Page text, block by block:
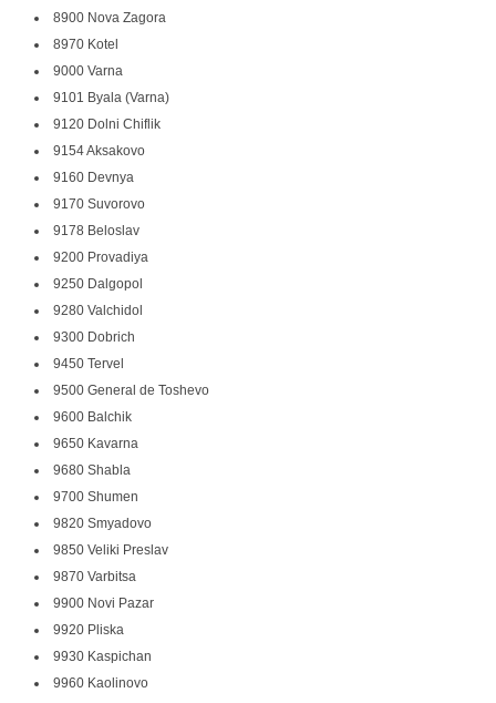
8900 Nova Zagora
8970 Kotel
9000 Varna
9101 Byala (Varna)
9120 Dolni Chiflik
9154 Aksakovo
9160 Devnya
9170 Suvorovo
9178 Beloslav
9200 Provadiya
9250 Dalgopol
9280 Valchidol
9300 Dobrich
9450 Tervel
9500 General de Toshevo
9600 Balchik
9650 Kavarna
9680 Shabla
9700 Shumen
9820 Smyadovo
9850 Veliki Preslav
9870 Varbitsa
9900 Novi Pazar
9920 Pliska
9930 Kaspichan
9960 Kaolinovo